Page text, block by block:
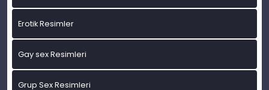
Erotik Resimler
Gay sex Resimleri
Grup Sex Resimleri